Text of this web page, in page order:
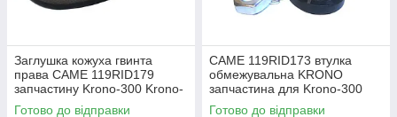
Заглушка кожуха гвинта
права CAME 119RID179
запчастину Krono-300 Krono-
310 запчастину
Готово до відправки
CAME 119RID173 втулка
обмежувальна KRONO
запчастина для Krono-300
Krono-310
Готово до відправки